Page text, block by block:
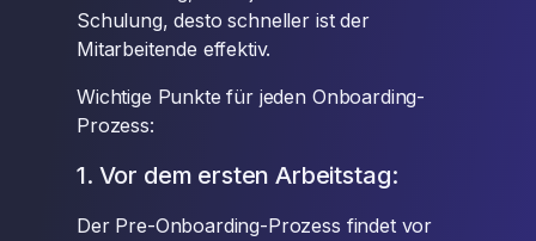
Schulung, desto schneller ist der
Mitarbeitende effektiv.
Wichtige Punkte für jeden Onboarding-
Prozess:
1. Vor dem ersten Arbeitstag:
Der Pre-Onboarding-Prozess findet vor